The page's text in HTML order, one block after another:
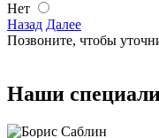
Нет
Назад Далее
Позвоните, чтобы
Наши